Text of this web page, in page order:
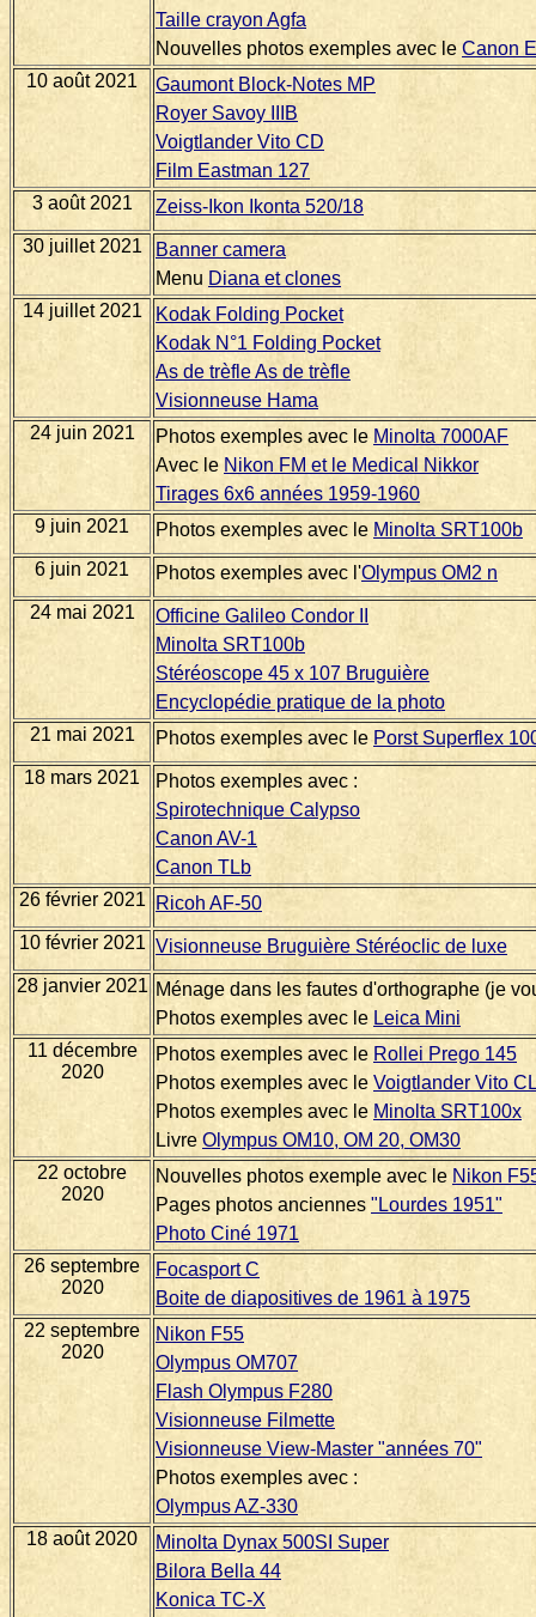
Taille crayon Agfa
Nouvelles photos exemples avec le Canon
10 août 2021
Gaumont Block-Notes MP
Royer Savoy IIIB
Voigtlander Vito CD
Film Eastman 127
3 août 2021
Zeiss-Ikon Ikonta 520/18
30 juillet 2021
Banner camera
Menu Diana et clones
14 juillet 2021
Kodak Folding Pocket
Kodak N°1 Folding Pocket
As de trèfle As de trèfle
Visionneuse Hama
24 juin 2021
Photos exemples avec le Minolta 7000AF
Avec le Nikon FM et le Medical Nikkor
Tirages 6x6 années 1959-1960
9 juin 2021
Photos exemples avec le Minolta SRT100b
6 juin 2021
Photos exemples avec l'Olympus OM2 n
24 mai 2021
Officine Galileo Condor II
Minolta SRT100b
Stéréoscope 45 x 107 Bruguière
Encyclopédie pratique de la photo
21 mai 2021
Photos exemples avec le Porst Superflex
18 mars 2021
Photos exemples avec :
Spirotechnique Calypso
Canon AV-1
Canon TLb
26 février 2021
Ricoh AF-50
10 février 2021 Visionneuse Bruguière Stéréoclic de luxe
28 janvier 2021 Ménage dans les fautes d'orthographe (je
Photos exemples avec le Leica Mini
11 décembre
2020
Photos exemples avec le Rollei Prego 145
Photos exemples avec le Voigtlander Vito
Photos exemples avec le Minolta SRT100x
Livre Olympus OM10, OM 20, OM30
22 octobre
2020
Nouvelles photos exemple avec le Nikon
Pages photos anciennes "Lourdes 1951"
Photo Ciné 1971
26 septembre
2020
Focasport C
Boite de diapositives de 1961 à 1975
22 septembre
2020
Nikon F55
Olympus OM707
Flash Olympus F280
Visionneuse Filmette
Visionneuse View-Master "années 70"
Photos exemples avec :
Olympus AZ-330
18 août 2020
Minolta Dynax 500SI Super
Bilora Bella 44
Konica TC-X